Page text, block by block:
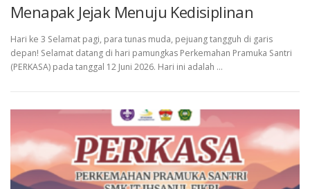
Menapak Jejak Menuju Kedisiplinan
Hari ke 3 Selamat pagi, para tunas muda, pejuang tangguh di garis
depan! Selamat datang di hari pamungkas Perkemahan Pramuka Santri
(PERKASA) pada tanggal 12 Juni 2026. Hari ini adalah …